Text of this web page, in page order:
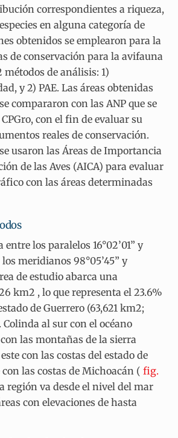
correspondientes a riqueza,
en alguna categoría de
obtenidos se emplearon para la
de conservación para la avifauna
métodos de análisis:1)
y2) PAE. Las áreas obtenidas
compararon con las ANP que se
con el fin de evaluar su
reales de conservación.
usaron las Áreas de Importancia
de las Aves (AICA) para evaluar
con las áreas determinadas
entre los paralelos 16°02’01” y
los meridianos 98°05’45” y
de estudio abarca una
km2 , lo que representa el 23.6%
de Guerrero (63,621 km2;
Colinda al sur con el océano
las montañas de la sierra
con las costas del estado de
con las costas de Michoacán (fig.
región va desde el nivel del mar
con elevaciones de hasta